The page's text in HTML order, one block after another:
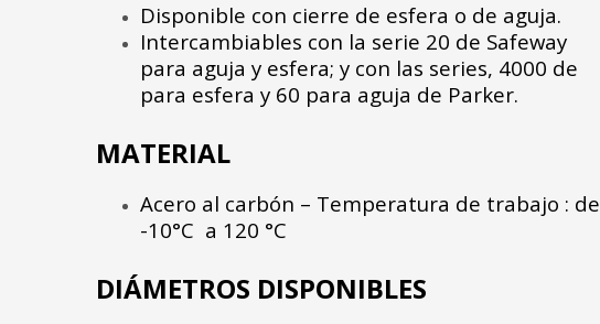
Disponible con cierre de esfera o de aguja.
Intercambiables con la serie 20 de Safeway
para aguja y esfera; y con las series, 4000 de
para esfera y 60 para aguja de Parker.
MATERIAL
Acero al carbón – Temperatura de trabajo : de
-10°C a 120 °C
DIÁMETROS DISPONIBLES